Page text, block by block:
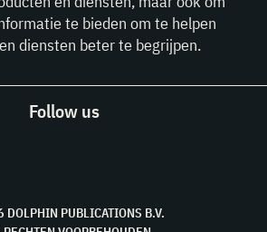
te bieden om te helpen
diensten beter te begrijpen.
Follow us
PUBLICATIONS B.V.